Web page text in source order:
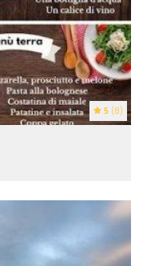
5 (8)